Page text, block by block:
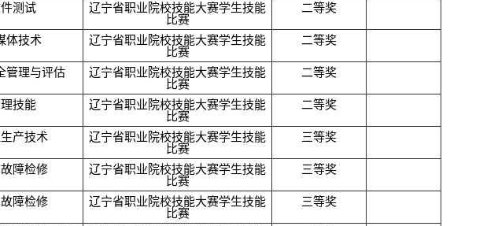
测试
辽宁省职业院校技能大赛学生技能
比赛
二等奖
体技术
辽宁省职业院校技能大赛学生技能
比赛
二等奖
管理与评估
辽宁省职业院校技能大赛学生技能
比赛
二等奖
技能
辽宁省职业院校技能大赛学生技能
比赛
二等奖
产技术
辽宁省职业院校技能大赛学生技能
比赛
三等奖
障检修
辽宁省职业院校技能大赛学生技能
比赛
三等奖
障检修
辽宁省职业院校技能大赛学生技能
比赛
三等奖